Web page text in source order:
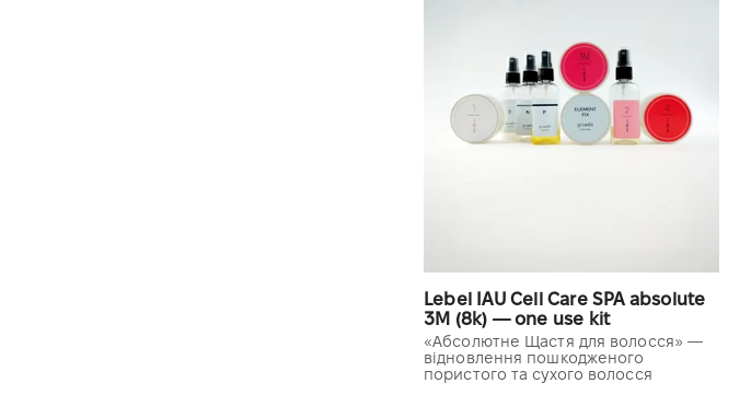
Lebel IAU Cell Care SPA absolute
3M (8k) — one use kit
«Абсолютне Щастя для волосся» —
відновлення пошкодженого
пористого та сухого волосся